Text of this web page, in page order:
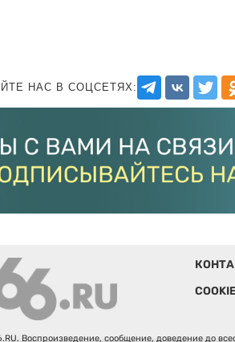
НАС В СОЦСЕТЯХ:
Воспроизведение, сообщение, доведение до